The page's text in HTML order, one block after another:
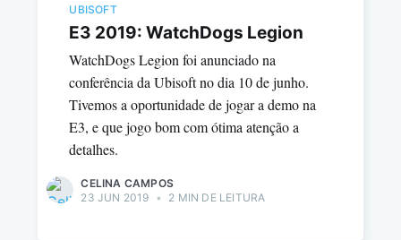
UBISOFT
E3 2019: WatchDogs Legion
WatchDogs Legion foi anunciado na
conferência da Ubisoft no dia 10 de junho.
Tivemos a oportunidade de jogar a demo na
E3, e que jogo bom com ótima atenção a
detalhes.
CELINA CAMPOS
23 JUN 2019 • 2 MIN DE LEITURA